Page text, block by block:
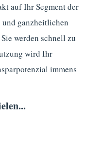
auf Ihr Segment der
ganzheitlichen
werden schnell zu
wird Ihr
immens